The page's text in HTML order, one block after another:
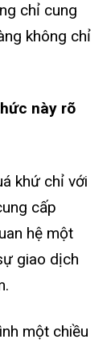
chỉ cung
không chỉ
này rõ
khứ chỉ với
cấp
hệ một
giao dịch
một chiều